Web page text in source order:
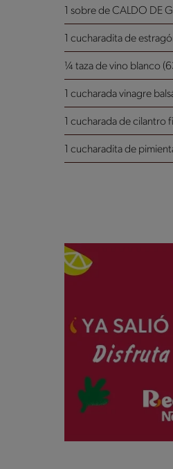
1 sobre de CALDO DE
1 cucharadita de
¼ taza de vino blanco
1 cucharada vinagre
1 cucharada de
1 cucharadita de